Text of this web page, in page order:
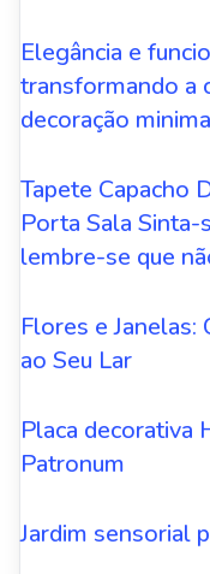
Elegância e
transformando a
decoração
Tapete Capacho
Porta Sala Sinta-
lembre-se que
Flores e Janelas:
ao Seu Lar
Placa decorativa
Patronum
Jardim sensorial